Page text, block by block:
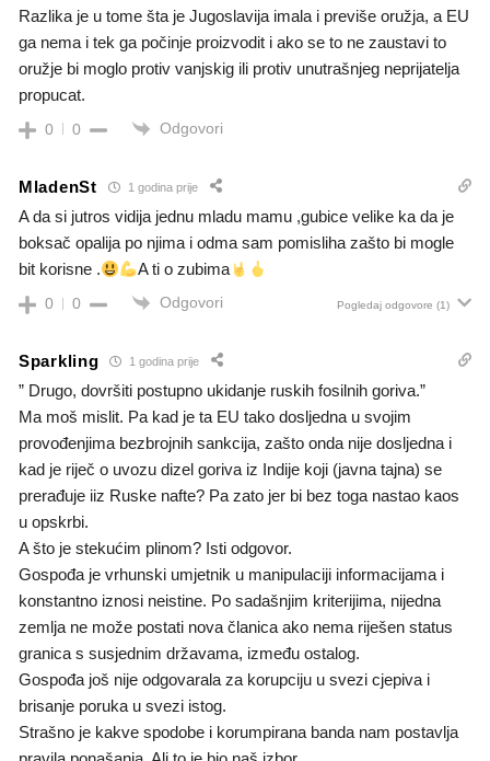
Razlika je u tome šta je Jugoslavija imala i previše oružja, a EU
ga nema i tek ga počinje proizvodit i ako se to ne zaustavi to
oružje bi moglo protiv vanjskig ili protiv unutrašnjeg neprijatelja
propucat.
0 0 Odgovori
MladenSt 1 godina prije
A da si jutros vidija jednu mladu mamu ,gubice velike ka da je
boksač opalija po njima i odma sam pomisliha zašto bi mogle
bit korisne .
A ti o zubima
0 0 Odgovori Pogledaj odgovore (1)
Sparkling 1 godina prije
” Drugo, dovršiti postupno ukidanje ruskih fosilnih goriva.”
Ma moš mislit. Pa kad je ta EU tako dosljedna u svojim
provođenjima bezbrojnih sankcija, zašto onda nije dosljedna i
kad je riječ o uvozu dizel goriva iz Indije koji (javna tajna) se
prerađuje iiz Ruske nafte? Pa zato jer bi bez toga nastao kaos
u opskrbi.
A što je stekućim plinom? Isti odgovor.
Gospođa je vrhunski umjetnik u manipulaciji informacijama i
konstantno iznosi neistine. Po sadašnjim kriterijima, nijedna
zemlja ne može postati nova članica ako nema riješen status
granica s susjednim državama, između ostalog.
Gospođa još nije odgovarala za korupciju u svezi cjepiva i
brisanje poruka u svezi istog.
Strašno je kakve spodobe i korumpirana banda nam postavlja